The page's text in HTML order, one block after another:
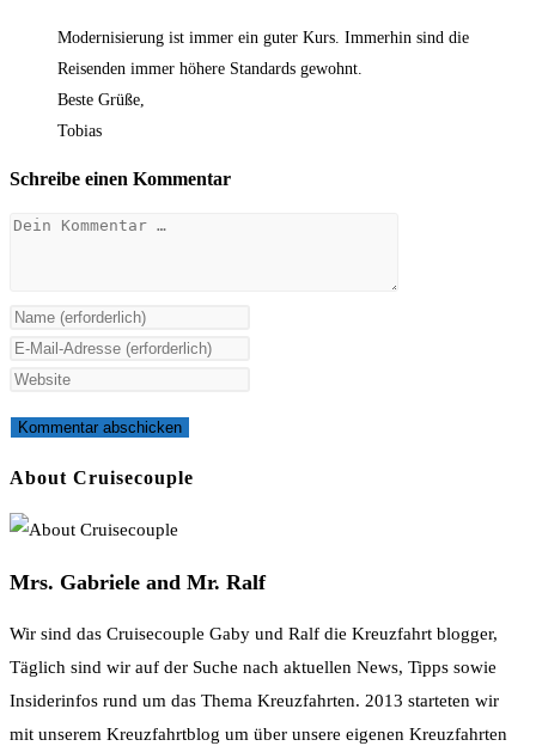
Modernisierung ist immer ein guter Kurs. Immerhin sind die
Reisenden immer höhere Standards gewohnt.
Beste Grüße,
Tobias
Schreibe einen Kommentar
Kommentar
Gib
deinen
Namen
Benutzernamen
zum
ein
Gib
deine
Mail-
Adresse
Kommentieren
Gib
Website-
URL
(optional)
About Cruisecouple
Mrs. Gabriele and Mr. Ralf
Wir sind das Cruisecouple Gaby und Ralf die Kreuzfahrt blogger,
Täglich sind wir auf der Suche nach aktuellen News, Tipps sowie
Insiderinfos rund um das Thema Kreuzfahrten. 2013 starteten wir
mit unserem Kreuzfahrtblog um über unsere eigenen Kreuzfahrten